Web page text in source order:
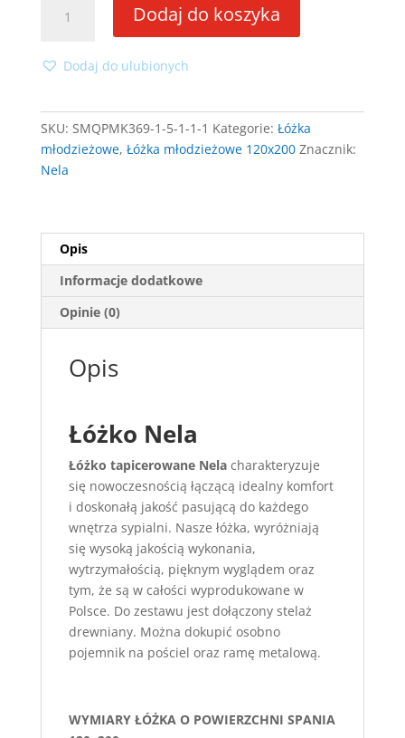
Łóżko
Nela
stelażem
Dodaj do koszyka
Dodaj do ulubionych
SKU: SMQPMK369-1-5-1-1-1 Kategorie: Łóżka
młodzieżowe, Łóżka młodzieżowe 120x200 Znacznik:
Nela
Opis
Informacje dodatkowe
Opinie (0)
Opis
Łóżko Nela
Łóżko tapicerowane Nela charakteryzuje
się nowoczesnością łączącą idealny komfort
i doskonałą jakość pasującą do każdego
wnętrza sypialni. Nasze łóżka, wyróżniają
się wysoką jakością wykonania,
wytrzymałością, pięknym wyglądem oraz
tym, że są w całości wyprodukowane w
Polsce. Do zestawu jest dołączony stelaż
drewniany. Można dokupić osobno
pojemnik na pościel oraz ramę metalową.
WYMIARY ŁÓŻKA O POWIERZCHNI SPANIA